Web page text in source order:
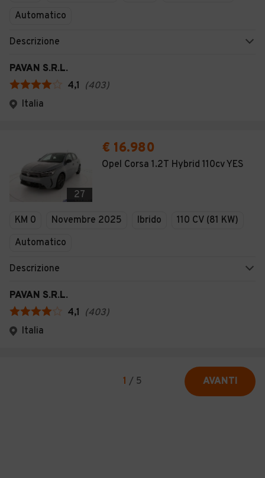
Automatico
Descrizione
PAVAN S.R.L.
4,1 (403)
Italia
27
€ 16.980
Opel Corsa 1.2T Hybrid 110cv YES
KM 0 Novembre 2025 Ibrido
110 CV (81 KW)
Automatico
Descrizione
PAVAN S.R.L.
4,1 (403)
Italia
1 / 5 AVANTI